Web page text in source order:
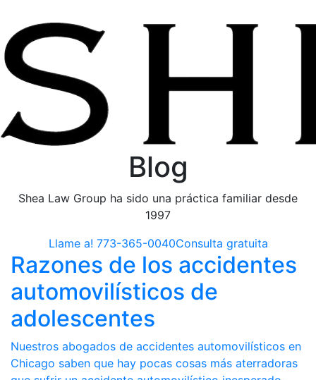
Blog
Shea Law Group ha sido una práctica familiar desde
1997
Llame a! 773-365-0040Consulta gratuita
Razones de los accidentes
automovilísticos de
adolescentes
Nuestros abogados de accidentes automovilísticos en
Chicago saben que hay pocas cosas más aterradoras